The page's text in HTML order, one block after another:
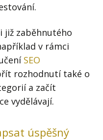
již zaběhnutého
v rámci
SEO
rozhodnutí také o
a začít
vydělávají.
úspěšný